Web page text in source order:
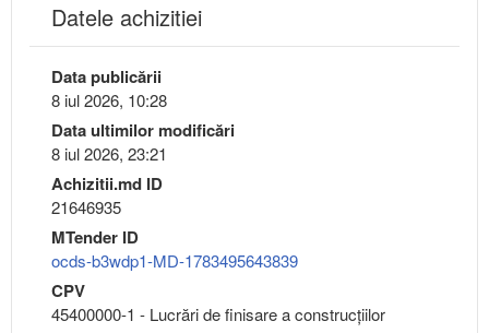
Datele achizitiei
Data publicării
8 iul 2026, 10:28
Data ultimilor modificări
8 iul 2026, 23:21
Achizitii.md ID
21646935
MTender ID
ocds-b3wdp1-MD-1783495643839
CPV
45400000-1 - Lucrări de finisare a construcţiilor